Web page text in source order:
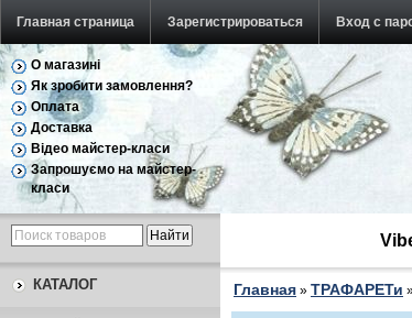
Главная страница Зарегистрироваться Вход с
О магазині
Як зробити замовлення?
Оплата
Доставка
Відео майстер-класи
Запрошуємо на майстер-
класи
КАТАЛОГ Главная » ТРАФАРЕТи